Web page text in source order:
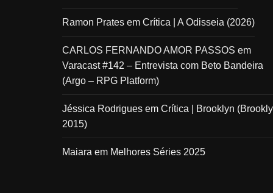
Ramon Prates em Crítica | A Odisseia (2026)
CARLOS FERNANDO AMOR PASSOS em
Varacast #142 – Entrevista com Beto Bandeira
(Argo – RPG Platform)
Jéssica Rodrigues em Crítica | Brooklyn
2015)
Maiara em Melhores Séries 2025